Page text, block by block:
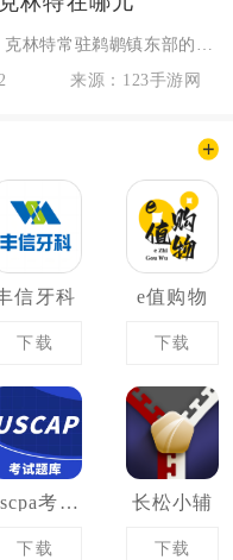
星露谷物语中，克林特常驻鹈鹕镇东部的铁匠铺，具体位置在镇中心广场右侧桥梁下方...
来源：123手游网
信牙科
下载
e值购物
下载
uscpa考试助手
下载
长松小辅
下载